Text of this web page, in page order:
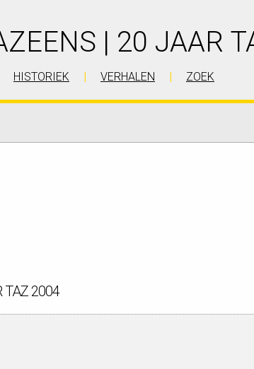
| 20 JAAR
HISTORIEK VERHALEN ZOEK
TAZ 2004